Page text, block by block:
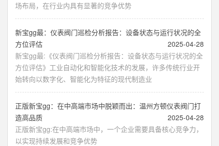
场布局，在行业内具有显著的竞争优势
新宝gg最：仪表阀门巡检分析报告：设备状态与运行状况的全
方位评估
2025-04-28
新宝gg最:《仪表阀门巡检分析报告：设备状态与运行状况的全
方位评估》工业自动化和智能化技术的发展，许多传统行业开
始转向以数字化、智能化为特征的现代制造业
正版新宝gg：在中高端市场中脱颖而出：温州方顿仪表阀门打
造高品质
2025-04-28
正版新宝gg:在中高端市场中，一个企业需要具备核心竞争力，
以实现持续发展和竞争优势